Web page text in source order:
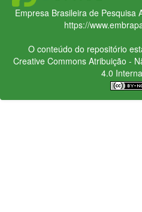
Empresa Brasileira de Pesquisa
https://
O conteúdo do repositório
Creative CommonsAtribuição -
4.0